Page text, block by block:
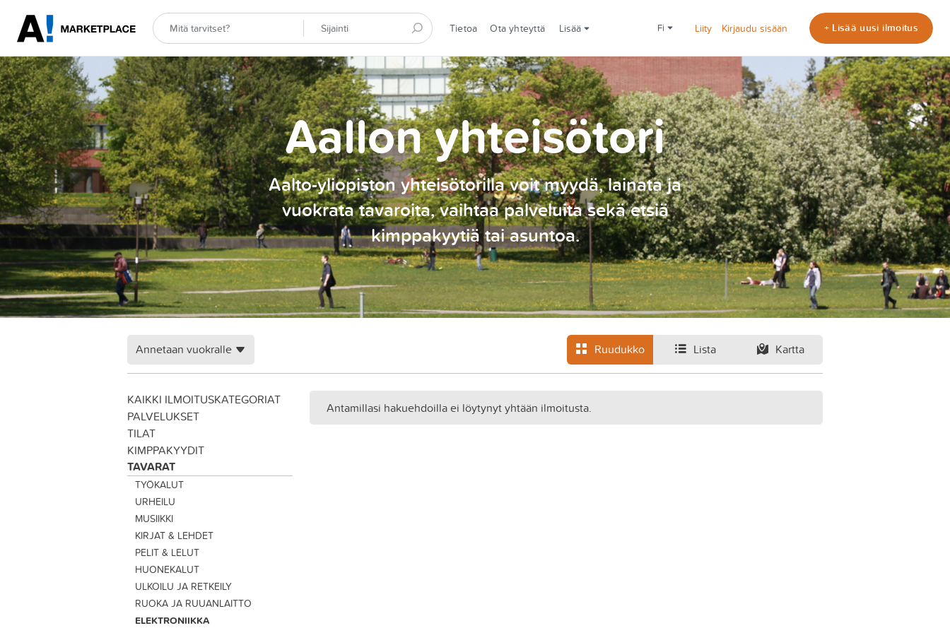
Tietoa Ota yhteyttä Lisää fi Liity Kirjaudu sisään + Lisää uusi ilmoitus
Aallon yhteisötori
Aalto-yliopiston yhteisötorilla voit myydä, lainata ja
vuokrata tavaroita, vaihtaa palveluita sekä etsiä
kimppakyytiä tai asuntoa.
Ruudukko Lista Kartta
Annetaan vuokralle
KAIKKI ILMOITUSKATEGORIAT
PALVELUKSET
TILAT
KIMPPAKYYDIT
TAVARAT
TYÖKALUT
URHEILU
MUSIIKKI
KIRJAT & LEHDET
PELIT & LELUT
HUONEKALUT
ULKOILU JA RETKEILY
RUOKA JA RUUANLAITTO
ELEKTRONIIKKA
Antamillasi hakuehdoilla ei löytynyt yhtään ilmoitusta.